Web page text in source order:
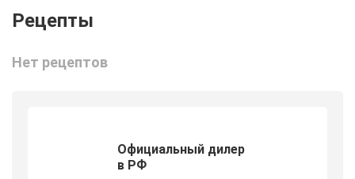
Нет рецептов
Официальный дилер
в РФ